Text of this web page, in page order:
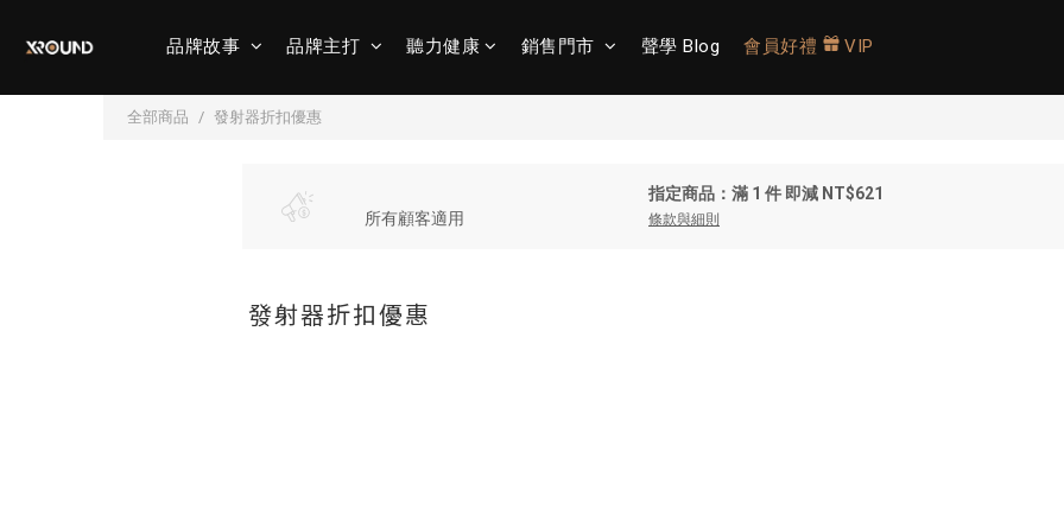
品牌故事 品牌主打 聽力健康 銷售門市 聲學 Blog 會員好禮 VIP
全部商品 發射器折扣優惠
所有顧客適用
指定商品：滿 1 件 即減 NT$621
條款與細則
發射器折扣優惠